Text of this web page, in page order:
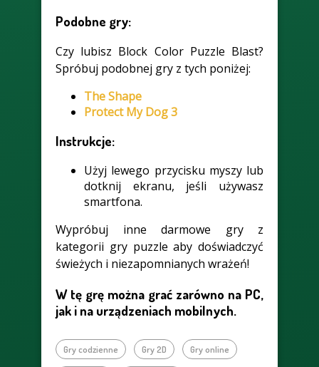
Podobne gry:
Czy lubisz Block Color Puzzle Blast?
Spróbuj podobnej gry z tych poniżej:
The Shape
Protect My Dog 3
Instrukcje:
Użyj lewego przycisku myszy lub
dotknij ekranu, jeśli używasz
smartfona.
Wypróbuj inne darmowe gry z
kategorii gry puzzle aby doświadczyć
świeżych i niezapomnianych wrażeń!
W tę grę można grać zarówno na PC,
jak i na urządzeniach mobilnych.
Gry codzienne Gry 2D Gry online